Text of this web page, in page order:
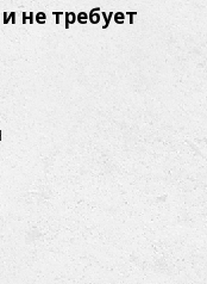
не требует